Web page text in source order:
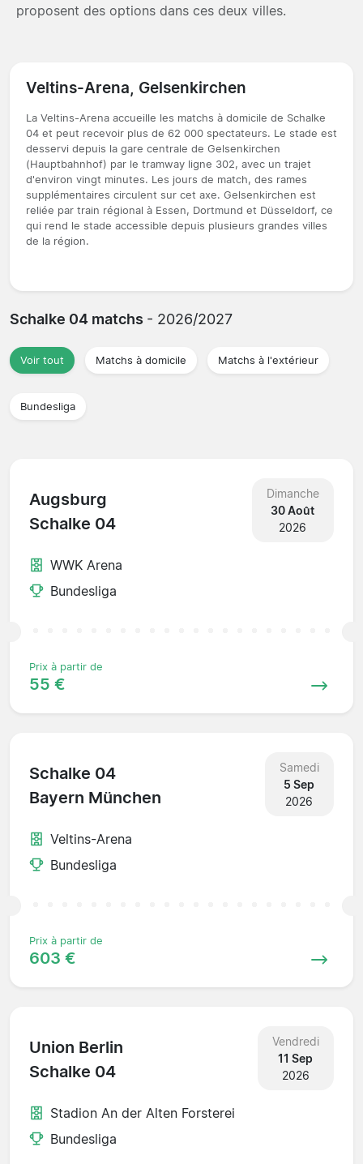
proposent des options dans ces deux villes.
Veltins-Arena, Gelsenkirchen
La Veltins-Arena accueille les matchs à domicile de Schalke
04 et peut recevoir plus de 62 000 spectateurs. Le stade est
desservi depuis la gare centrale de Gelsenkirchen
(Hauptbahnhof) par le tramway ligne 302, avec un trajet
d'environ vingt minutes. Les jours de match, des rames
supplémentaires circulent sur cet axe. Gelsenkirchen est
reliée par train régional à Essen, Dortmund et Düsseldorf, ce
qui rend le stade accessible depuis plusieurs grandes villes
de la région.
Schalke 04 matchs - 2026/2027
Voir tout Matchs à domicile Matchs à l'extérieur
Bundesliga
Augsburg
Schalke 04
Dimanche
30 Août
2026
WWK Arena
Bundesliga
Prix à partir de
55 €
Schalke 04
Bayern München
Samedi
5 Sep
2026
Veltins-Arena
Bundesliga
Prix à partir de
603 €
Union Berlin
Schalke 04
Vendredi
11 Sep
2026
Stadion An der Alten Forsterei
Bundesliga